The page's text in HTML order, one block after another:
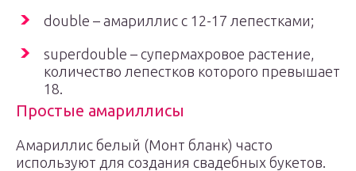
double – амариллис с 12-17 лепестками;
superdouble – супермахровое растение,
количество лепестков которого превышает
18.
Простые амариллисы
Амариллис белый (Монт бланк) часто
используют для создания свадебных букетов.